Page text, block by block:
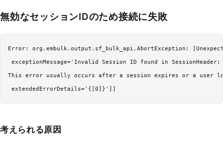
無効なセッションIDのため接続に失敗
Error: org.embulk.output.sf_bulk_api.AbortException:
exceptionMessage='Invalid Session ID found in
This error usually occurs after a session expires or a user
考えられる原因